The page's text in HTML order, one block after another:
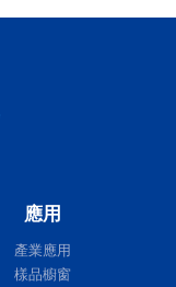
應用
產業應用
樣品櫥窗